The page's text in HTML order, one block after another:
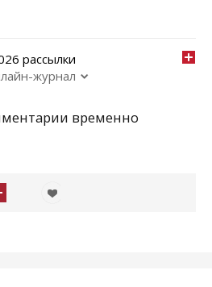
рассылки
журнал
временно